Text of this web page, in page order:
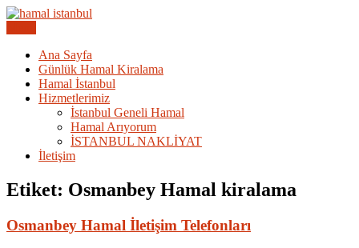
Skip
İstanbul Günlük Hamal |
Hamal Arıyorum Hamal Lazım
Ana Sayfa
Günlük Hamal Kiralama
Hamal İstanbul
Hizmetlerimiz
İstanbul Geneli Hamal
Hamal Arıyorum
İSTANBUL NAKLİYAT
İletişim
Etiket: Osmanbey Hamal kiralama
Osmanbey Hamal İletişim Telefonları